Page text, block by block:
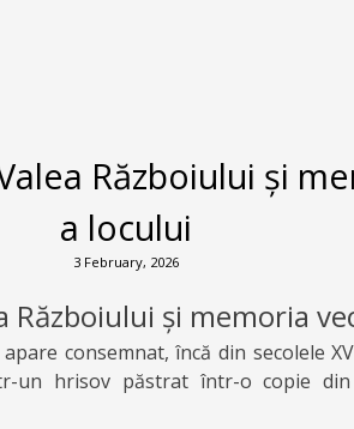
Războiului și
a locului
3 February, 2026
și memoria
consemnat, încă din secolele
un hrisov păstrat într-o copie din